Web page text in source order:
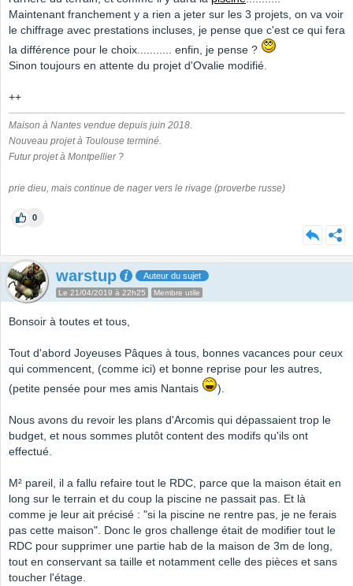
Maintenant franchement y a rien a jeter sur les 3 projets, on va voir
le chiffrage avec prestations incluses, je pense que c'est ce qui fera
la différence pour le choix........... enfin, je pense ?
Sinon toujours en attente du projet d'Ovalie modifié.
++
Maison à Nantes vendue depuis juin 2018.
Nouveau projet à Toulouse terminé.
Futur projet à Montpellier ?
prie dieu, mais continue de nager vers le rivage (proverbe russe)
0
warstup Auteur du sujet
Le 21/04/2019 à 22h25 Membre utile
Bonsoir à toutes et tous,
Tout d'abord Joyeuses Pâques à tous, bonnes vacances pour ceux
qui commencent, (comme ici) et bonne reprise pour les autres,
(petite pensée pour mes amis Nantais
).
Nous avons du revoir les plans d'Arcomis qui dépassaient trop le
budget, et nous sommes plutôt content des modifs qu'ils ont
effectué.
M² pareil, il a fallu refaire tout le RDC, parce que la maison était en
long sur le terrain et du coup la piscine ne passait pas. Et là
comme je leur ait précisé : "si la piscine ne rentre pas, je ne ferais
pas cette maison". Donc le gros challenge était de modifier tout le
RDC pour supprimer une partie hab de la maison de 3m de long,
tout en conservant sa taille et notamment celle des pièces et sans
toucher l'étage.